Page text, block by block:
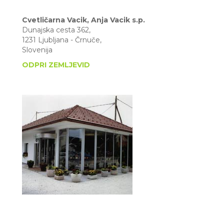
Cvetličarna Vacik, Anja Vacik s.p.
Dunajska cesta 362,
1231 Ljubljana - Črnuče,
Slovenija
ODPRI ZEMLJEVID